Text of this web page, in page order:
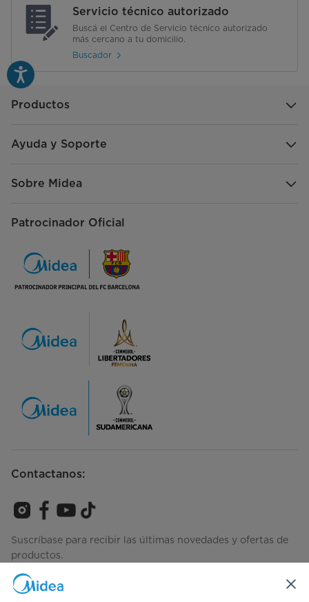
Servicio técnico autorizado
Buscá el Centro de Servicio técnico autorizado
más cercano a tu domicilio.
Buscador
Productos
Ayuda y Soporte
Sobre Midea
Patrocinador Oficial
Contactanos:
Suscríbase para recibir las últimas novedades y ofertas de
productos.